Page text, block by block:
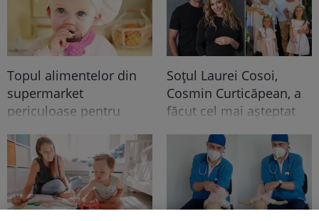
Topul alimentelor din
supermarket
periculoase pentru
nutriționiștilor
Soțul Laurei Cosoi,
Cosmin Curticăpean, a
făcut cel mai așteptat
celui de-al 5-lea copil!!
După 4 fetițe urmează...
Ce frumoooos!